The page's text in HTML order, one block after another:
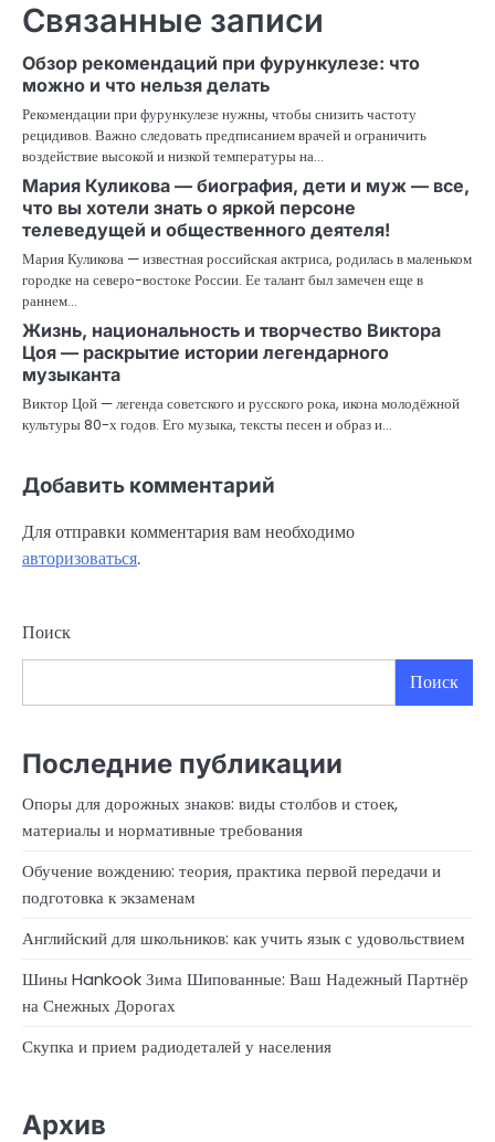
Связанные записи
Обзор рекомендаций при фурункулезе: что
можно и что нельзя делать
Рекомендации при фурункулезе нужны, чтобы снизить частоту
рецидивов. Важно следовать предписанием врачей и ограничить
воздействие высокой и низкой температуры на…
Мария Куликова — биография, дети и муж — все,
что вы хотели знать о яркой персоне
телеведущей и общественного деятеля!
Мария Куликова — известная российская актриса, родилась в маленьком
городке на северо-востоке России. Ее талант был замечен еще в
раннем…
Жизнь, национальность и творчество Виктора
Цоя — раскрытие истории легендарного
музыканта
Виктор Цой — легенда советского и русского рока, икона молодёжной
культуры 80-х годов. Его музыка, тексты песен и образ и…
Добавить комментарий
Для отправки комментария вам необходимо
авторизоваться.
Поиск
Поиск
Последние публикации
Опоры для дорожных знаков: виды столбов и стоек,
материалы и нормативные требования
Обучение вождению: теория, практика первой передачи и
подготовка к экзаменам
Английский для школьников: как учить язык с удовольствием
Шины Hankook Зима Шипованные: Ваш Надежный Партнёр
на Снежных Дорогах
Скупка и прием радиодеталей у населения
Архив